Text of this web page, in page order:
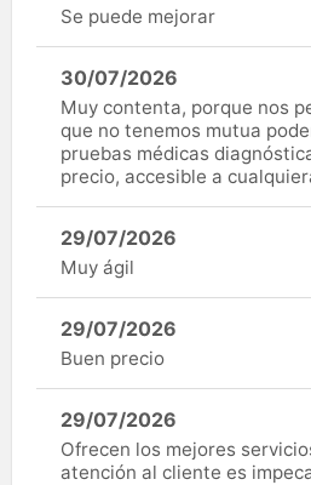
Se puede mejorar
30/07/2026
Muy contenta, porque nos
que no tenemos mutua
pruebas médicas
precio, accesible a
29/07/2026
Muy ágil
29/07/2026
Buen precio
29/07/2026
Ofrecen los mejores
atención al cliente es